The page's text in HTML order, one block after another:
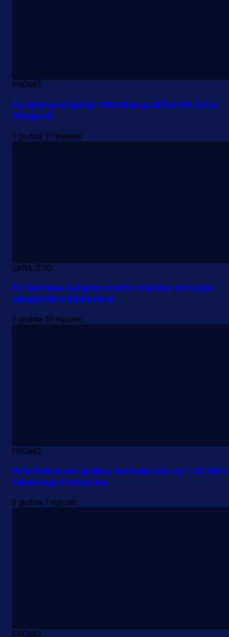
14 h 20 min
A Selekcija
Pogledajte gol: Tabaković zabio
Promo vijesti
Počinje Premijer liga BiH: Pronađi
specijale i iskoristi jedinstvenu
ponudu
PROMO
Za vijek postojanja: Meridian podržao FK Drina
Višegrad
1 godina 11 mjesec
SARAJEVO
FS Kantona Sarajevo uručio vrijedne donacije
sarajevskim klubovima!
2 godina 10 mjesec
PROMO
Hifa Petrol ove godine donirala više od 130.000
Udruženju Pomozi.ba
3 godina 7 mjesec
PROMO